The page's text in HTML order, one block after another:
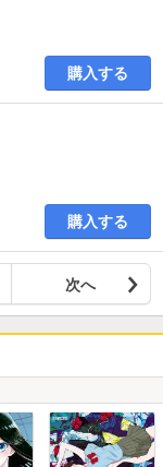
購入する
購入する
次へ